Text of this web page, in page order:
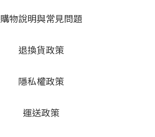
購物說明與常見問題
退換貨政策
隱私權政策
運送政策